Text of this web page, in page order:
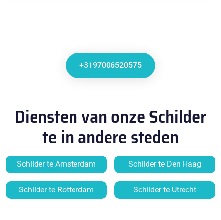
+3197006520575
Diensten van onze Schilder
te in andere steden
Schilder te Amsterdam Schilder te Den Haag
Schilder te Rotterdam Schilder te Utrecht